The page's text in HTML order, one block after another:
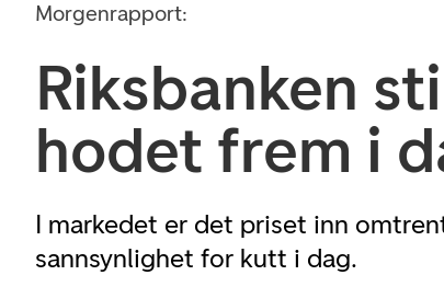
Morgenrapport:
Riksbanken
hodet frem i
I markedet er det priset inn
sannsynlighet for kutt i dag.